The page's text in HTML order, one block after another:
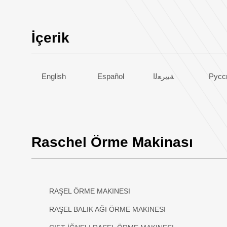
İçerik
English Español ﺔﻴﺑﺮﻌﻟﺍ
Raschel Örme Makinası
RAŞEL ÖRME MAKINESI
RAŞEL BALIK AĞI ÖRME MAKINESI